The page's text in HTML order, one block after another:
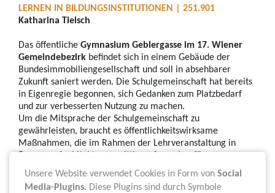
LERNEN IN BILDUNGSINSTITUTIONEN | 251.901
Katharina Tielsch
Das öffentliche Gymnasium Geblergasse im 17. Wiener
Gemeindebezirk befindet sich in einem Gebäude der
Bundesimmobiliengesellschaft und soll in absehbarer
Zukunft saniert werden. Die Schulgemeinschaft hat bereits
in Eigenregie begonnen, sich Gedanken zum Platzbedarf
und zur verbesserten Nutzung zu machen.
Um die Mitsprache der Schulgemeinschaft zu
gewährleisten, braucht es öffentlichkeitswirksame
Maßnahmen, die im Rahmen der Lehrveranstaltung in
unterschiedliche Zielgruppen (Workshops, Inputvorträge,
Unsere Website verwendet Cookies in Form von Social
Media-Plugins. Diese Plugins sind durch Symbole